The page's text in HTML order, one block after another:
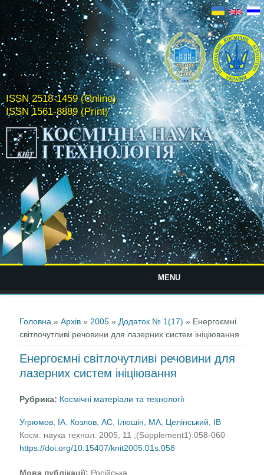
ISSN 2518-1459 (Online)
ISSN 1561-8889 (Print)
MENU
Головна »Архів » 2005 » Додаток № 1(17) » Енергоємні
світлочутливі речовини для лазерних систем ініціювання
Енергоємні світлочутливі речовини для
лазерних систем ініціювання
Рубрика: Космічні матеріали та технології
Угрюмов, ІА Козлов, АС Ілюшін, МА Целінський, ІВ
Косм. наука технол. 2005, 11 ;(Supplement1):058-060
https://doi.org/10.15407/knit2005.01s.058
Мова публікації: Російська